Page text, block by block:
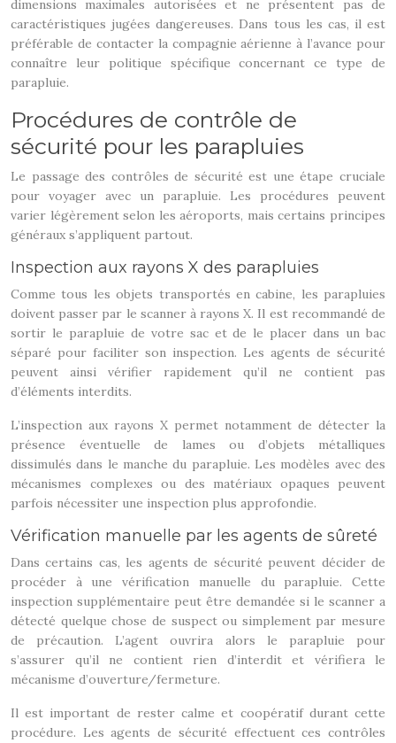
dimensions maximales autorisées et ne présentent pas de
caractéristiques jugées dangereuses. Dans tous les cas, il est
préférable de contacter la compagnie aérienne à l’avance pour
connaître leur politique spécifique concernant ce type de
parapluie.
Procédures de contrôle de
sécurité pour les parapluies
Le passage des contrôles de sécurité est une étape cruciale
pour voyager avec un parapluie. Les procédures peuvent
varier légèrement selon les aéroports, mais certains principes
généraux s’appliquent partout.
Inspection aux rayons X des parapluies
Comme tous les objets transportés en cabine, les parapluies
doivent passer par le scanner à rayons X. Il est recommandé de
sortir le parapluie de votre sac et de le placer dans un bac
séparé pour faciliter son inspection. Les agents de sécurité
peuvent ainsi vérifier rapidement qu’il ne contient pas
d’éléments interdits.
L’inspection aux rayons X permet notamment de détecter la
présence éventuelle de lames ou d’objets métalliques
dissimulés dans le manche du parapluie. Les modèles avec des
mécanismes complexes ou des matériaux opaques peuvent
parfois nécessiter une inspection plus approfondie.
Vérification manuelle par les agents de sûreté
Dans certains cas, les agents de sécurité peuvent décider de
procéder à une vérification manuelle du parapluie. Cette
inspection supplémentaire peut être demandée si le scanner a
détecté quelque chose de suspect ou simplement par mesure
de précaution. L’agent ouvrira alors le parapluie pour
s’assurer qu’il ne contient rien d’interdit et vérifiera le
mécanisme d’ouverture/fermeture.
Il est important de rester calme et coopératif durant cette
procédure. Les agents de sécurité effectuent ces contrôles